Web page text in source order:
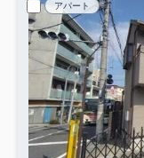
アパート